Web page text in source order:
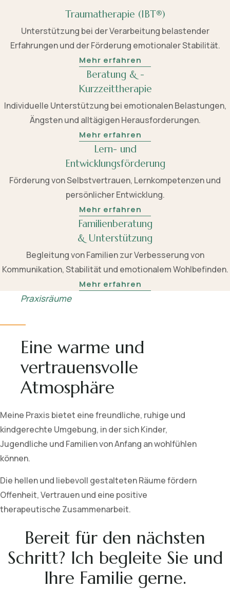
Traumatherapie (IBT®)
Unterstützung bei der Verarbeitung belastender
Erfahrungen und der Förderung emotionaler Stabilität.
Mehr erfahren
Beratung & -
Kurzzeittherapie
Individuelle Unterstützung bei emotionalen Belastungen,
Ängsten und alltägigen Herausforderungen.
Mehr erfahren
Lern- und
Entwicklungsförderung
Förderung von Selbstvertrauen, Lernkompetenzen und
persönlicher Entwicklung.
Mehr erfahren
Familienberatung
& Unterstützung
Begleitung von Familien zur Verbesserung von
Kommunikation, Stabilität und emotionalem Wohlbefinden.
Mehr erfahren
Praxisräume
Eine warme und
vertrauensvolle
Atmosphäre
Meine Praxis bietet eine freundliche, ruhige und
kindgerechte Umgebung, in der sich Kinder,
Jugendliche und Familien von Anfang an wohlfühlen
können.
Die hellen und liebevoll gestalteten Räume fördern
Offenheit, Vertrauen und eine positive
therapeutische Zusammenarbeit.
Bereit für den nächsten
Schritt? Ich begleite Sie und
Ihre Familie gerne.